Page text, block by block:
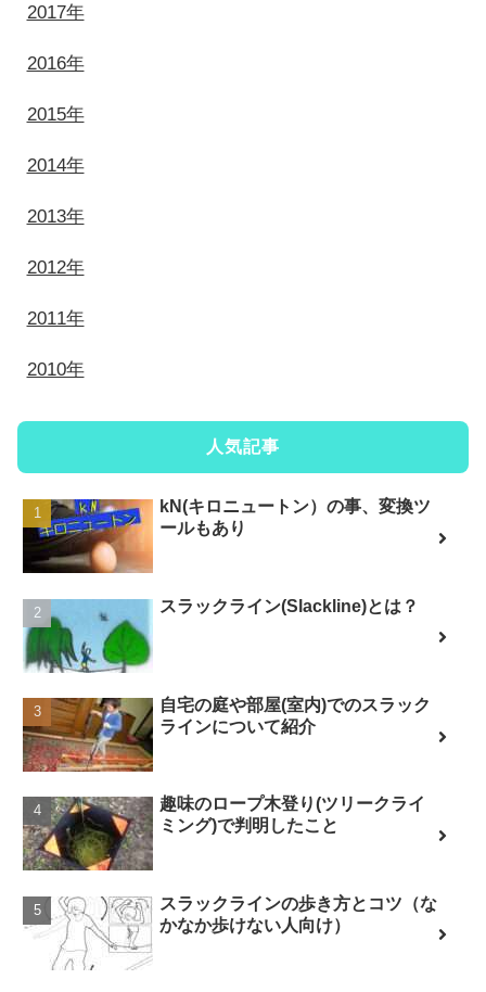
2017年
2016年
2015年
2014年
2013年
2012年
2011年
2010年
人気記事
kN(キロニュートン）の事、変換ツ
ールもあり
スラックライン(Slackline)とは？
自宅の庭や部屋(室内)でのスラック
ラインについて紹介
趣味のロープ木登り(ツリークライ
ミング)で判明したこと
スラックラインの歩き方とコツ（な
かなか歩けない人向け）